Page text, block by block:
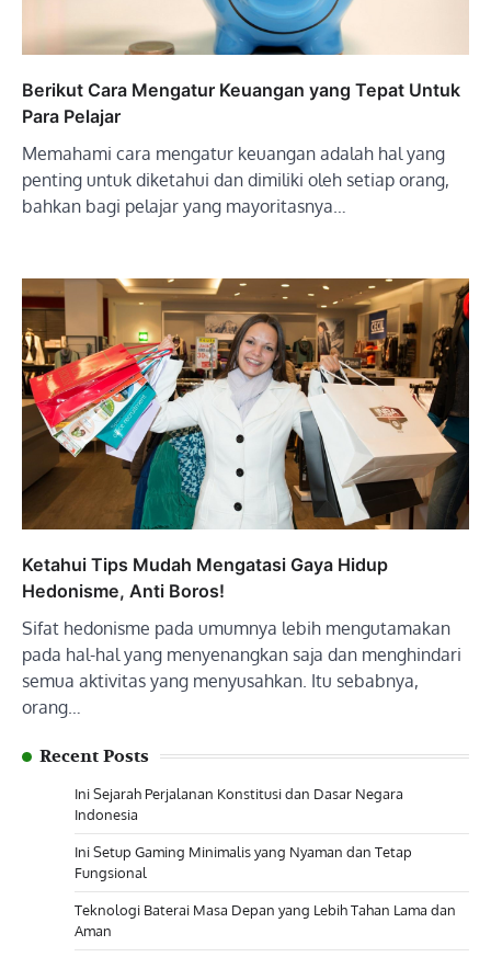
Berikut Cara Mengatur Keuangan yang Tepat Untuk
Para Pelajar
Memahami cara mengatur keuangan adalah hal yang
penting untuk diketahui dan dimiliki oleh setiap orang,
bahkan bagi pelajar yang mayoritasnya…
Ketahui Tips Mudah Mengatasi Gaya Hidup
Hedonisme, Anti Boros!
Sifat hedonisme pada umumnya lebih mengutamakan
pada hal-hal yang menyenangkan saja dan menghindari
semua aktivitas yang menyusahkan. Itu sebabnya,
orang…
Recent Posts
Ini Sejarah Perjalanan Konstitusi dan Dasar Negara
Indonesia
Ini Setup Gaming Minimalis yang Nyaman dan Tetap
Fungsional
Teknologi Baterai Masa Depan yang Lebih Tahan Lama dan
Aman